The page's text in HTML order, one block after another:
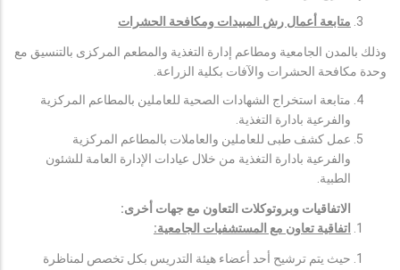
متابعة أعمال رش المبيدات ومكافحة الحشرات
وذلك بالمدن الجامعية ومطاعم إدارة التغذية والمطعم المركزى بالتنسيق مع
وحدة مكافحة الحشرات والآفات بكلية الزراعة.
متابعة استخراج الشهادات الصحية للعاملين بالمطاعم المركزية
والفرعية بادارة التغذية.
عمل كشف طبى للعاملين والعاملات بالمطاعم المركزية
والفرعية بادارة التغذية من خلال عيادات الإدارة العامة للشئون
الطبية.
الاتفاقيات وبروتوكلات التعاون مع جهات أخرى:
اتفاقية تعاون مع المستشفيات الجامعية:
حيث يتم ترشيح أحد أعضاء هيئة التدريس بكل تخصص لمناظرة